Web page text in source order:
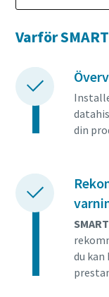
Varför
din
SMART
du